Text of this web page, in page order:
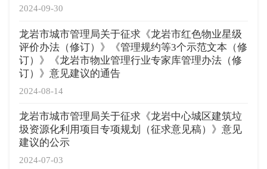
2024-09-30
2024-08-14
龙岩市城市管理局关于征求《龙岩市红色物业星级
评价办法（修订）》《管理规约等3个示范文本（修
订）》《龙岩市物业管理行业专家库管理办法（修
订）》意见建议的通告
2024-07-03
龙岩市城市管理局关于征求《龙岩中心城区建筑垃
圾资源化利用项目专项规划（征求意见稿）》意见
建议的公示